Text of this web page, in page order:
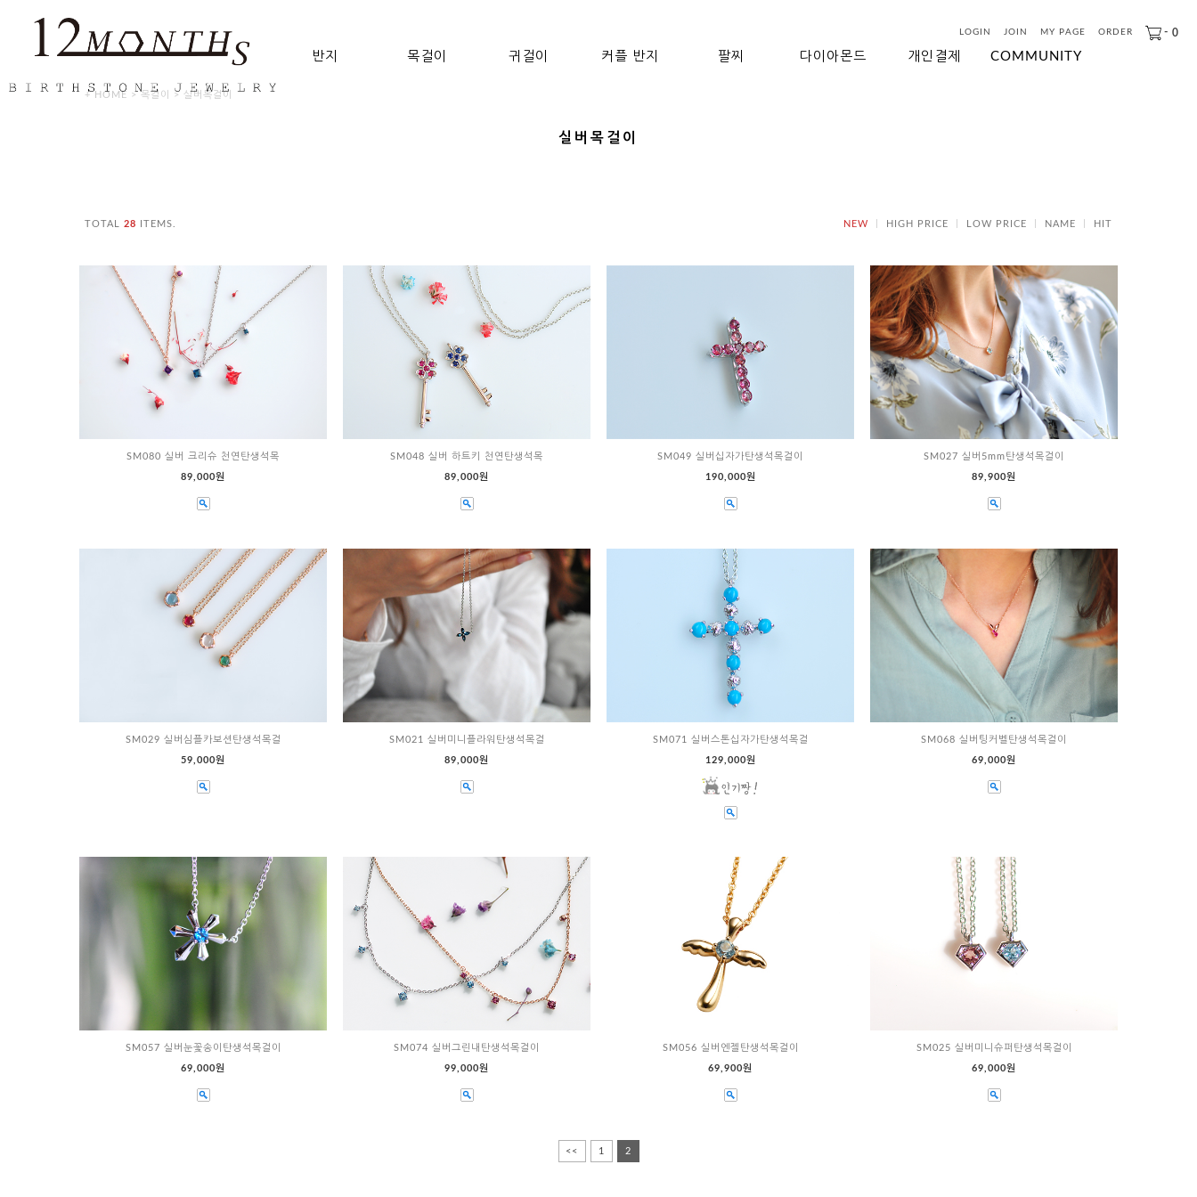
LOGIN JOIN MY PAGE ORDER - 0
반지 목걸이 귀걸이 커플 반지 팔찌 다이아몬드 개인결제 COMMUNITY
+ HOME >목걸이 > 실버목걸이
실버목걸이
TOTAL 28 ITEMS. NEW HIGH PRICE LOW PRICE NAME HIT
SM080 실버 크리슈 천연탄생석목
89,000원
SM048 실버 하트키 천연탄생석목
89,000원
SM049 실버십자가탄생석목걸이
190,000원
SM027 실버5mm탄생석목걸이
89,900원
SM029 실버심플카보션탄생석목걸
59,000원
SM021 실버미니플라워탄생석목걸
89,000원
SM071 실버스톤십자가탄생석목걸
129,000원
SM068 실버팅커벨탄생석목걸이
69,000원
SM057 실버눈꽃송이탄생석목걸이
69,000원
SM074 실버그린내탄생석목걸이
99,000원
SM056 실버엔젤탄생석목걸이
69,900원
SM025 실버미니슈퍼탄생석목걸이
69,000원
<< 1 2